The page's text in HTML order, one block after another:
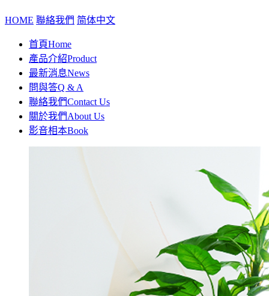
HOME 聯絡我們 简体中文
首頁Home
產品介紹Product
最新消息News
問與答Q & A
聯絡我們Contact Us
關於我們About Us
影音相本Book